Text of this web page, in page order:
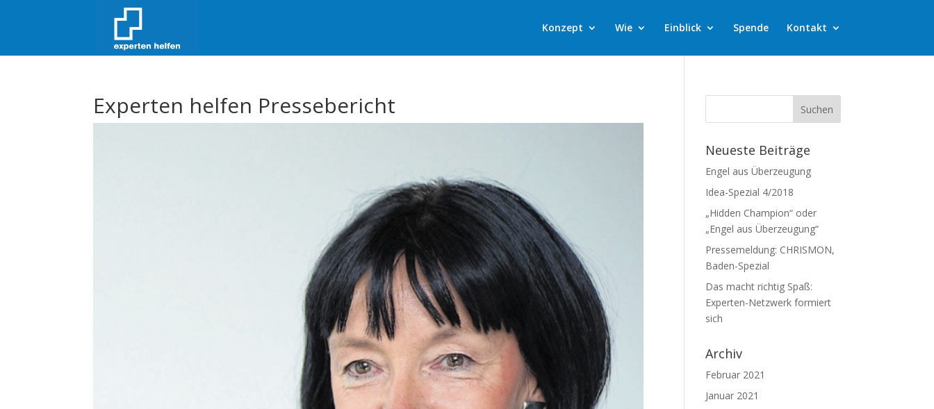
Konzept Wie Einblick Spende Kontakt
Experten helfen Pressebericht
Neueste Beiträge
Engel aus Überzeugung
Idea-Spezial 4/2018
„Hidden Champion“ oder
„Engel aus Überzeugung“
Pressemeldung: CHRISMON,
Baden-Spezial
Das macht richtig Spaß:
Experten-Netzwerk formiert
sich
Archiv
Februar 2021
Januar 2021